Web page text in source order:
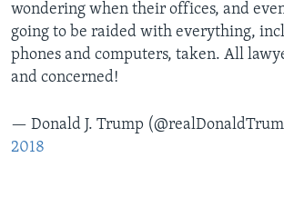
wondering when their offices, and
going to be raided with everything,
phones and computers, taken. All
and concerned!
— Donald J. Trump
2018